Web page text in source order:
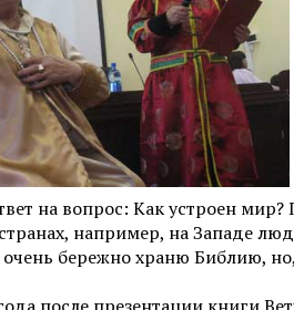
на вопрос: Как устроен
например, на Западе
очень бережно храню Библию,